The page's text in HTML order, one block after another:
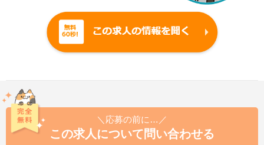
＼応募の前に…／
この求人について問い合わせる